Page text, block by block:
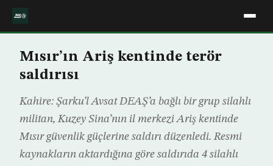
Mısır’ın Ariş kentinde terör
saldırısı
Kahire: Şarku’l Avsat DEAŞ’a bağlı bir grup silahlı
militan, Kuzey Sina’nın il merkezi Ariş kentinde
Mısır güvenlik güçlerine saldırı düzenledi. Resmi
kaynakların aktardığına göre saldırıda 4 silahlı